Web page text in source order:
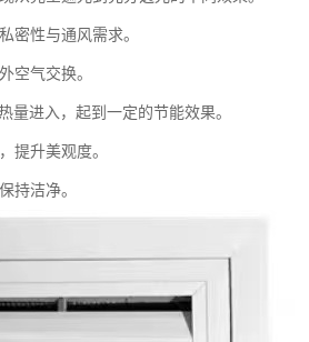
密性与通风需求。
空气交换。
量进入，起到一定的节能效果。
提升美观度。
持洁净。